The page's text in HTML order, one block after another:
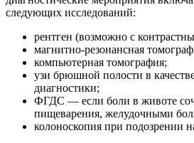
следующих исследований:
рентген (возможно с
магнитно-резонансная
компьютерная томография;
узи брюшной полости в
диагностики;
ФГДС — если боли в животе
пищеварения, желудочными
колоноскопия при подозрении